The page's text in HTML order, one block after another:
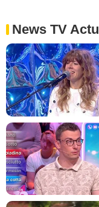
News TV Actu